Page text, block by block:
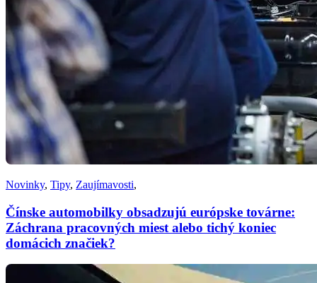
Novinky, Tipy, Zaujímavosti,
Čínske automobilky obsadzujú európske továrne:
Záchrana pracovných miest alebo tichý koniec
domácich značiek?